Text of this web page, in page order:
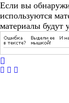
Если вы
используются
материалы будут